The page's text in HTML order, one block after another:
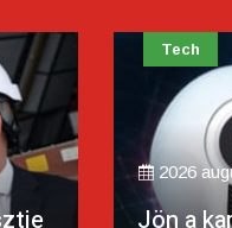
2026 augusztus 05.
Jön a kamerás
Tech